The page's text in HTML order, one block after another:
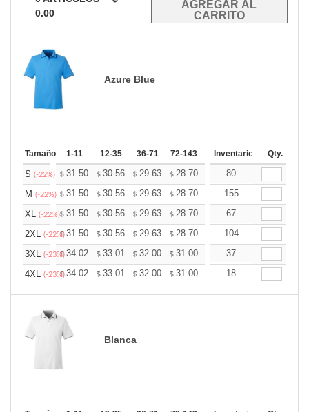
0.00
Azure Blue
Tamaño 1-11 12-35 36-71 72-143 144-287 288 +
Inventario Qty.
S (-22%) $ 31.50 $ 30.56 $ 29.63 $ 28.70 27.76
80
M (-22%) $ 31.50 $ 30.56 $ 29.63 $ 28.70 27.76
155
XL (-22%)$ 31.50 $ 30.56 $ 29.63 $ 28.70 27.76
67
2XL (-22%)
$31.50 $ 30.56 $ 29.63 $ 28.70 27.76
104
3XL (-23%)
$34.02 $ 33.01 $ 32.00 $ 31.00 29.99
37
4XL (-23%)
$34.02 $ 33.01 $ 32.00 $ 31.00 29.99
18
Blanca